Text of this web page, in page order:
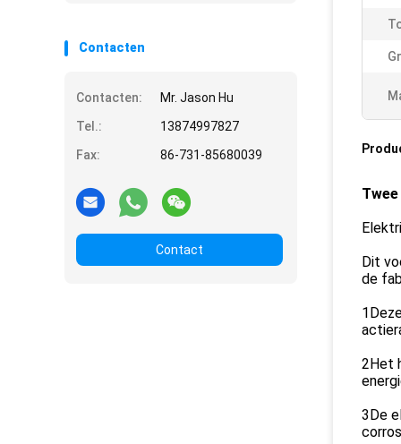
Contacten
Contacten:
Mr. Jason Hu
Tel.:
13874997827
Fax:
86-731-85680039
Contact
Dit
de
2Het
3De